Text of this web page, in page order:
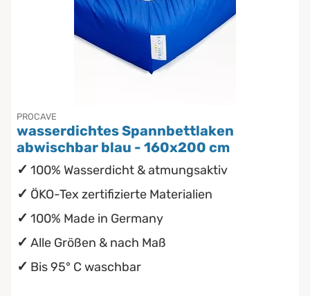
PROCAVE
wasserdichtes Spannbettlaken
abwischbar blau - 160x200 cm
100% Wasserdicht & atmungsaktiv
ÖKO-Tex zertifizierte Materialien
100% Made in Germany
Alle Größen & nach Maß
Bis 95° C waschbar